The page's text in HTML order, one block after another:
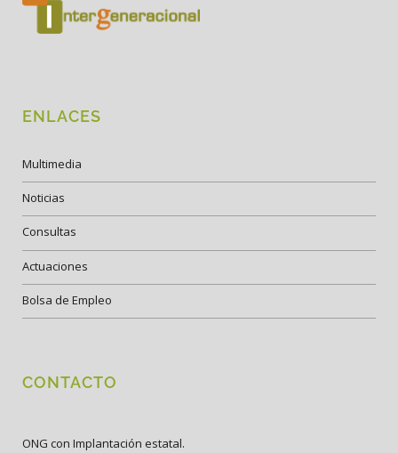
ENLACES
Multimedia
Noticias
Consultas
Actuaciones
Bolsa de Empleo
CONTACTO
ONG con Implantación estatal.